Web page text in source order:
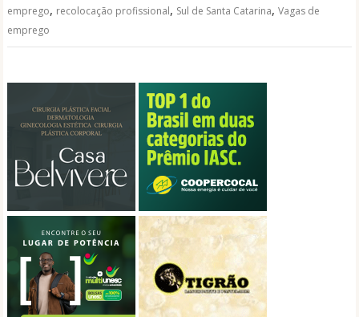
emprego, recolocação profissional, Sul de Santa Catarina,Vagas de
emprego